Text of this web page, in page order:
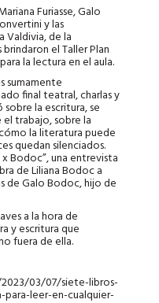
Furiasse, Galo
y las
Valdivia, de la
el Taller Plan
la lectura en el aula.
sumamente
final teatral, charlas y
la escritura, se
trabajo, sobre la
la literatura puede
quedan silenciados.
Bodoc”, una entrevista
de Liliana Bodoc a
de Galo Bodoc, hijo de
a la hora de
y escritura que
fuera de ella.
03/07/siete-libros-
leer-en-cualquier-